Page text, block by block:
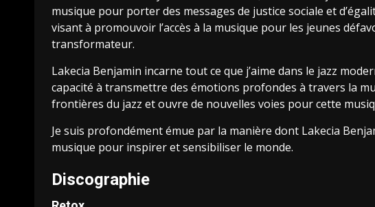
musique pour porter des messages de justice sociale et
visant à promouvoir l’accès à la musique pour les jeunes
transformateur.
Lakecia Benjamin incarne tout ce que j’aime dans le jazz
capacité à transmettre des émotions profondes à travers la
frontières du jazz et ouvre de nouvelles voies pour cette
Je suis profondément émue par la manière dont Lakecia
musique pour inspirer et sensibiliser le monde.
Discographie